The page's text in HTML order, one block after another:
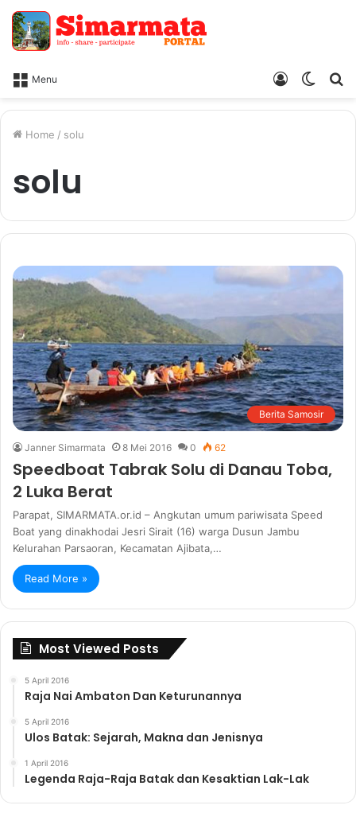
Menu
Switch
Log
Home / solu
solu
Berita Samosir
Janner Simarmata 8 Mei 2016 0 62
Speedboat Tabrak Solu di Danau Toba,
2 Luka Berat
Parapat, SIMARMATA.or.id – Angkutan umum pariwisata Speed
Boat yang dinakhodai Jesri Sirait (16) warga Dusun Jambu
Kelurahan Parsaoran, Kecamatan Ajibata,…
Read More »
Most Viewed Posts
5 April 2016
Raja Nai Ambaton Dan Keturunannya
5 April 2016
Ulos Batak: Sejarah, Makna dan Jenisnya
1 April 2016
Legenda Raja-Raja Batak dan Kesaktian Lak-Lak